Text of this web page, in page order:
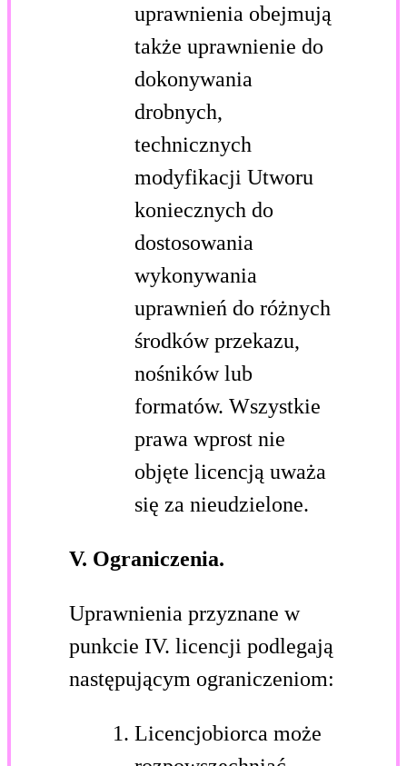
uprawnienia obejmują
także uprawnienie do
dokonywania
drobnych,
technicznych
modyfikacji Utworu
koniecznych do
dostosowania
wykonywania
uprawnień do różnych
środków przekazu,
nośników lub
formatów. Wszystkie
prawa wprost nie
objęte licencją uważa
się za nieudzielone.
V. Ograniczenia.
Uprawnienia przyznane w
punkcie IV. licencji podlegają
następującym ograniczeniom:
Licencjobiorca może